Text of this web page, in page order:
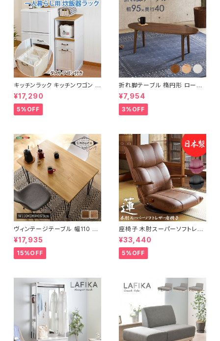
キッチンラック キッチンワゴン キ
ャスター付き 収納ラック 一人暮
らし スリムキッチンラック 幅30
cm 完成品
¥17,290
5%OFF
折れ脚テーブル 楕円形 ローテ
ーブル センターテーブル リビン
グテーブル 天然木 幅95 3色展
開
¥7,954
3%OFF
ヴィンテージテーブル 幅110 ダ
イニングテーブル リビングテー
ブル サイドテーブル 新生活 模
様替え
¥17,935
15%OFF
座椅子 木肘スーパーソフトレザ
ー座椅子 リクライニング回転座
椅子 座椅子 父の日 敬老の日
プレゼント 完成品
¥33,440
5%OFF